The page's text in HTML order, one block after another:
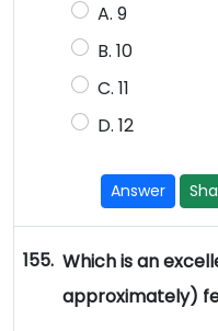
A. 9
B. 10
C. 11
D. 12
Answer
155. Which is an
approximately)